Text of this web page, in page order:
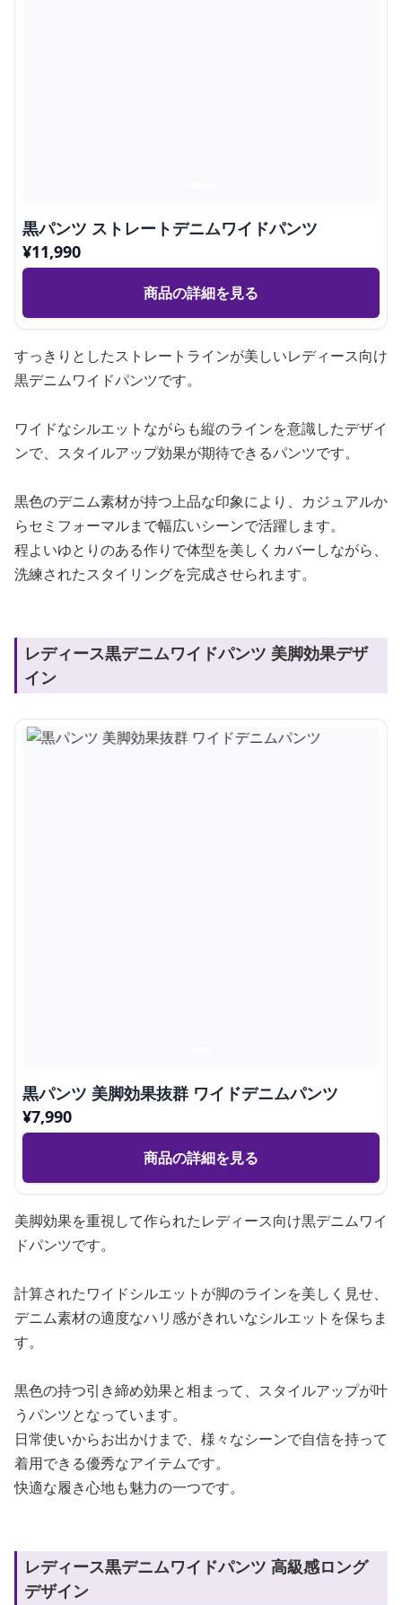
黒パンツ ストレートデニムワイドパンツ
¥11,990
商品の詳細を見る
すっきりとしたストレートラインが美しいレディース向け
黒デニムワイドパンツです。
ワイドなシルエットながらも縦のラインを意識したデザイ
ンで、スタイルアップ効果が期待できるパンツです。
黒色のデニム素材が持つ上品な印象により、カジュアルか
らセミフォーマルまで幅広いシーンで活躍します。
程よいゆとりのある作りで体型を美しくカバーしながら、
洗練されたスタイリングを完成させられます。
レディース黒デニムワイドパンツ 美脚効果デザ
イン
黒パンツ 美脚効果抜群 ワイドデニムパンツ
¥7,990
商品の詳細を見る
美脚効果を重視して作られたレディース向け黒デニムワイ
ドパンツです。
計算されたワイドシルエットが脚のラインを美しく見せ、
デニム素材の適度なハリ感がきれいなシルエットを保ちま
す。
黒色の持つ引き締め効果と相まって、スタイルアップが叶
うパンツとなっています。
日常使いからお出かけまで、様々なシーンで自信を持って
着用できる優秀なアイテムです。
快適な履き心地も魅力の一つです。
レディース黒デニムワイドパンツ 高級感ロング
デザイン